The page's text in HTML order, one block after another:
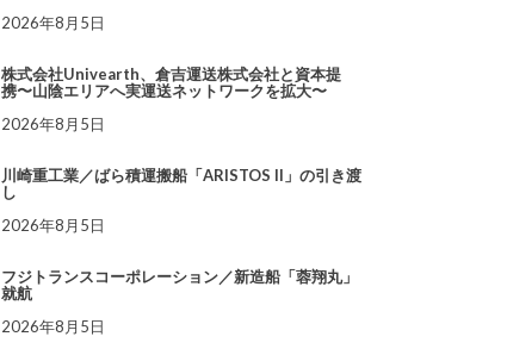
2026年8月5日
株式会社Univearth、倉吉運送株式会社と資本提
携〜山陰エリアへ実運送ネットワークを拡大〜
2026年8月5日
川崎重工業／ばら積運搬船「ARISTOS II」の引き渡
し
2026年8月5日
フジトランスコーポレーション／新造船「蓉翔丸」
就航
2026年8月5日